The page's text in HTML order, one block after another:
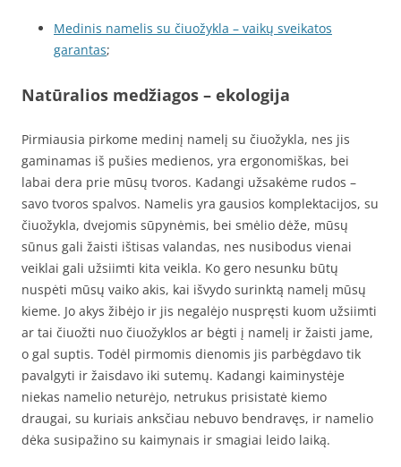
Medinis namelis su čiuožykla – vaikų sveikatos
garantas;
Natūralios medžiagos – ekologija
Pirmiausia pirkome medinį namelį su čiuožykla, nes jis
gaminamas iš pušies medienos, yra ergonomiškas, bei
labai dera prie mūsų tvoros. Kadangi užsakėme rudos –
savo tvoros spalvos. Namelis yra gausios komplektacijos, su
čiuožykla, dvejomis sūpynėmis, bei smėlio dėže, mūsų
sūnus gali žaisti ištisas valandas, nes nusibodus vienai
veiklai gali užsiimti kita veikla. Ko gero nesunku būtų
nuspėti mūsų vaiko akis, kai išvydo surinktą namelį mūsų
kieme. Jo akys žibėjo ir jis negalėjo nuspręsti kuom užsiimti
ar tai čiuožti nuo čiuožyklos ar bėgti į namelį ir žaisti jame,
o gal suptis. Todėl pirmomis dienomis jis parbėgdavo tik
pavalgyti ir žaisdavo iki sutemų. Kadangi kaiminystėje
niekas namelio neturėjo, netrukus prisistatė kiemo
draugai, su kuriais anksčiau nebuvo bendravęs, ir namelio
dėka susipažino su kaimynais ir smagiai leido laiką.